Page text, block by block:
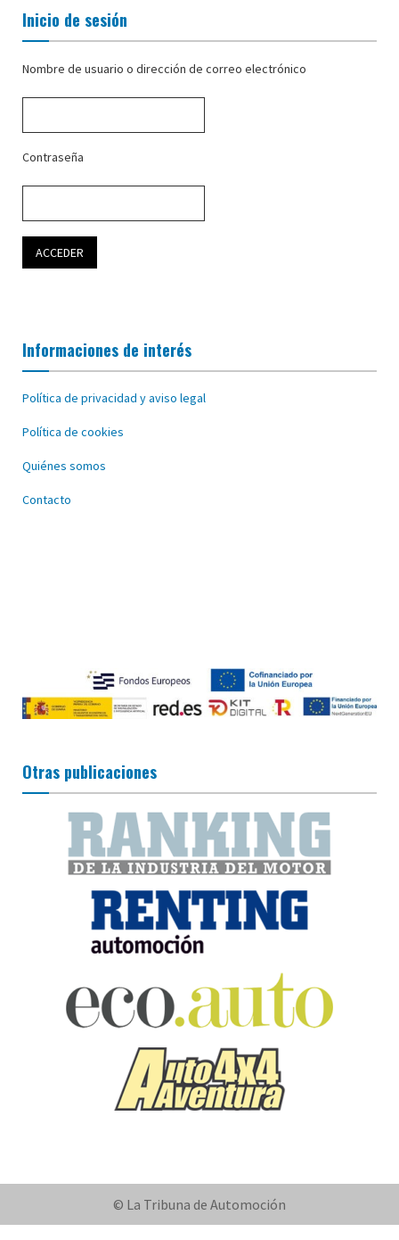
Inicio de sesión
Nombre de usuario o dirección de correo electrónico
Contraseña
Informaciones de interés
Política de privacidad y aviso legal
Política de cookies
Quiénes somos
Contacto
Otras publicaciones
© La Tribuna de Automoción